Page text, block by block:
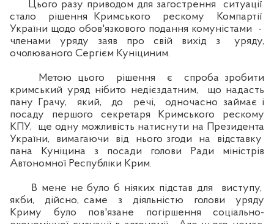
Цього разу приводом для загострення ситуації
стало рішення Кримського рескому Компартії
України щодо обов'язкового подання комуністами -
членами уряду заяв про свій вихід з уряду,
очолюваного Сергієм Куніциним.
Метою цього рішення є спроба зробити
кримський уряд нібито недієздатним, що надасть
пану Грачу, який, до речі, одночасно займає і
посаду першого секретаря Кримського рескому
КПУ, ще одну можливість натиснути на Президента
України, вимагаючи від нього згоди на відставку
пана Куніцина з посади голови Ради міністрів
Автономної Республіки Крим.
В мене не було б ніяких підстав для виступу,
якби, дійсно, саме з діяльністю голови уряду
Криму було пов'язане погіршення соціально-